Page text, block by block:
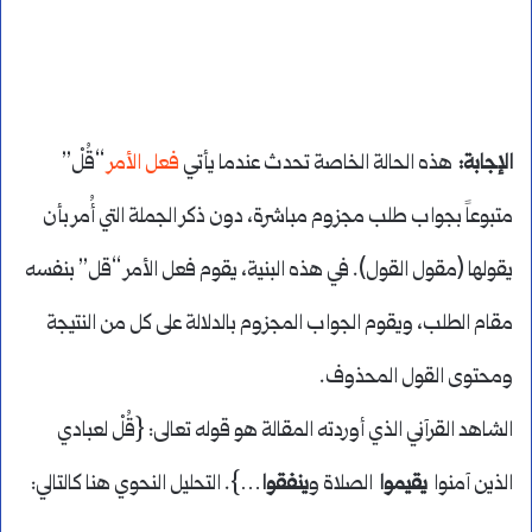
الإجابة: هذه الحالة الخاصة تحدث عندما يأتي فعل الأمر“قُلْ”
متبوعاً بجواب طلب مجزوم مباشرة، دون ذكر الجملة التي أُمر بأن
يقولها (مقول القول). في هذه البنية، يقوم فعل الأمر “قل” بنفسه
مقام الطلب، ويقوم الجواب المجزوم بالدلالة على كل من النتيجة
ومحتوى القول المحذوف.
الشاهد القرآني الذي أوردته المقالة هو قوله تعالى: {قُلْ لعبادي
الذين آمنوا يقيموا الصلاة وينفقوا…}. التحليل النحوي هنا كالتالي: